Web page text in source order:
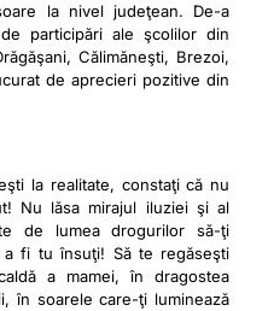
la nivel judeţean. De-a
participări ale şcolilor din
Călimăneşti, Brezoi,
de aprecieri pozitive din
la realitate, constaţi că nu
Nu lăsa mirajul iluziei şi al
de lumea drogurilor să-ţi
a fi tu însuţi! Să te regăseşti
a mamei, în dragostea
în soarele care-ţi luminează